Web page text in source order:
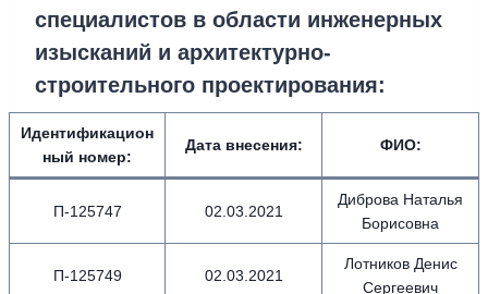
специалистов в области инженерных
изысканий и архитектурно-
строительного проектирования:
Идентификацион
ный номер:
Дата внесения: ФИО:
П-125747 02.03.2021
Диброва Наталья
Борисовна
П-125749 02.03.2021
Лотников Денис
Сергеевич